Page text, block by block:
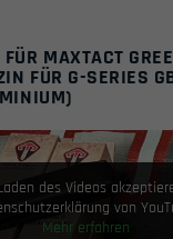
FÜR MAXTACT
FÜR G-SERIES
des Videos
von
Mehr erfahren